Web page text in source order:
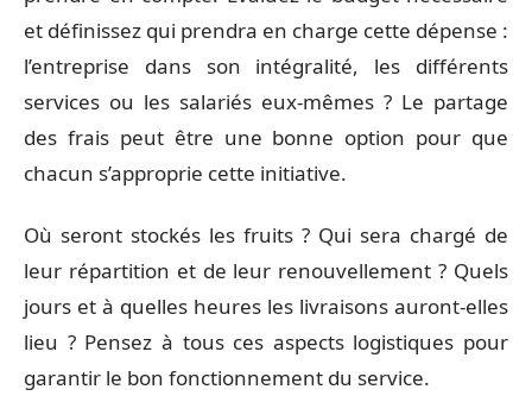
et définissez qui prendra en charge cette dépense :
l’entreprise dans son intégralité, les différents
services ou les salariés eux-mêmes ? Le partage
des frais peut être une bonne option pour que
chacun s’approprie cette initiative.
Où seront stockés les fruits ? Qui sera chargé de
leur répartition et de leur renouvellement ? Quels
jours et à quelles heures les livraisons auront-elles
lieu ? Pensez à tous ces aspects logistiques pour
garantir le bon fonctionnement du service.